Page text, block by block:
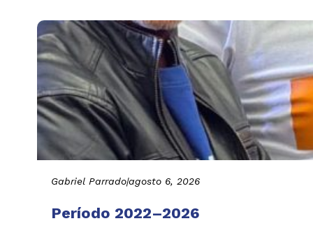
Gabriel Parrado|agosto 6, 2026
Período 2022–2026